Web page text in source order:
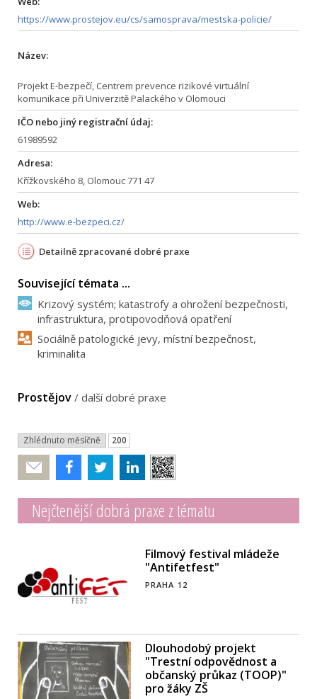
https://www.prostejov.eu/cs/samosprava/mestska-policie/
Název:
Projekt E-bezpečí, Centrem prevence rizikové virtuální
komunikace při Univerzitě Palackého v Olomouci
IČO nebo jiný registrační údaj:
61989592
Adresa:
Křížkovského 8, Olomouc 771 47
Web:
http://www.e-bezpeci.cz/
Detailně zpracované dobré praxe
Související témata ...
Krizový systém; katastrofy a ohrožení bezpečnosti,
infrastruktura, protipovodňová opatření
Sociálně patologické jevy, místní bezpečnost,
kriminalita
Prostějov / další dobré praxe
Zhlédnuto měsíčně 200
Poslat
Nejčtenější dobrá praxe z tématu
Filmový festival mládeže
"Antifetfest"
PRAHA 12
Dlouhodobý projekt
"Trestní odpovědnost a
občanský průkaz (TOOP)"
pro žáky ZŠ